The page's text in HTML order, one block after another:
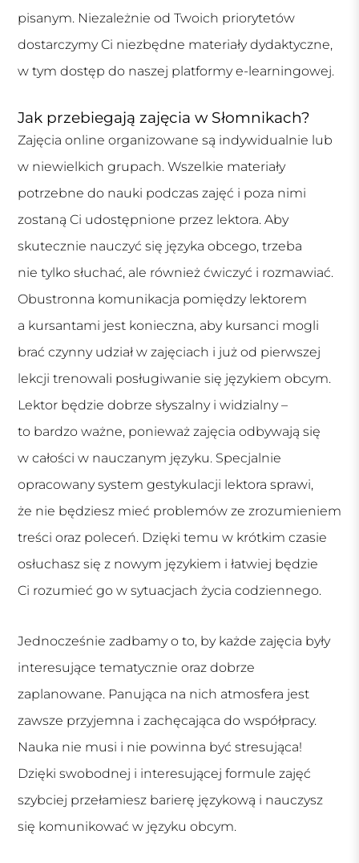
pisanym. Niezależnie od Twoich priorytetów
dostarczymy Ci niezbędne materiały dydaktyczne,
w tym dostęp do naszej platformy e-learningowej.
Jak przebiegają zajęcia w Słomnikach?
Zajęcia online organizowane są indywidualnie lub
w niewielkich grupach. Wszelkie materiały
potrzebne do nauki podczas zajęć i poza nimi
zostaną Ci udostępnione przez lektora. Aby
skutecznie nauczyć się języka obcego, trzeba
nie tylko słuchać, ale również ćwiczyć i rozmawiać.
Obustronna komunikacja pomiędzy lektorem
a kursantami jest konieczna, aby kursanci mogli
brać czynny udział w zajęciach i już od pierwszej
lekcji trenowali posługiwanie się językiem obcym.
Lektor będzie dobrze słyszalny i widzialny –
to bardzo ważne, ponieważ zajęcia odbywają się
w całości w nauczanym języku. Specjalnie
opracowany system gestykulacji lektora sprawi,
że nie będziesz mieć problemów ze zrozumieniem
treści oraz poleceń. Dzięki temu w krótkim czasie
osłuchasz się z nowym językiem i łatwiej będzie
Ci rozumieć go w sytuacjach życia codziennego.
Jednocześnie zadbamy o to, by każde zajęcia były
interesujące tematycznie oraz dobrze
zaplanowane. Panująca na nich atmosfera jest
zawsze przyjemna i zachęcająca do współpracy.
Nauka nie musi i nie powinna być stresująca!
Dzięki swobodnej i interesującej formule zajęć
szybciej przełamiesz barierę językową i nauczysz
się komunikować w języku obcym.